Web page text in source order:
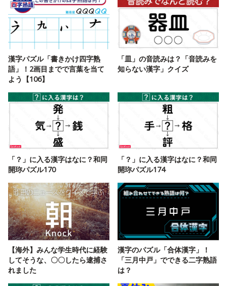
漢字パズル「書きかけ四字熟
語」！2画目までで言葉を当て
よう【106】
「皿」の音読みは？「音読みを
知らない漢字」クイズ
「？」に入る漢字はなに？和同
開珎パズル170
「？」に入る漢字はなに？和同
開珎パズル174
【海外】みんな学生時代に経験
してそうな、〇〇したら逮捕さ
れました
漢字のパズル「合体漢字」！
「三月中戸」でできる二字熟語
は？